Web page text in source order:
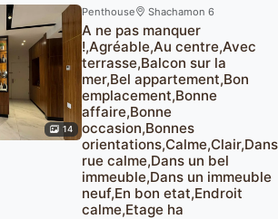
14
Penthouse Shachamon 6
A ne pas manquer
!,Agréable,Au centre,Avec
terrasse,Balcon sur la
mer,Bel appartement,Bon
emplacement,Bonne
affaire,Bonne
occasion,Bonnes
orientations,Calme,Clair,Dans
rue calme,Dans un bel
immeuble,Dans un immeuble
neuf,En bon etat,Endroit
calme,Etage ha